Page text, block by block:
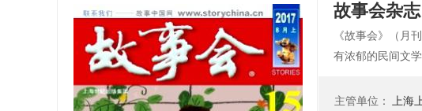
故事会杂志
《故事会》（月
有浓郁的民间文
点的基础上，成
主管单位： 上海